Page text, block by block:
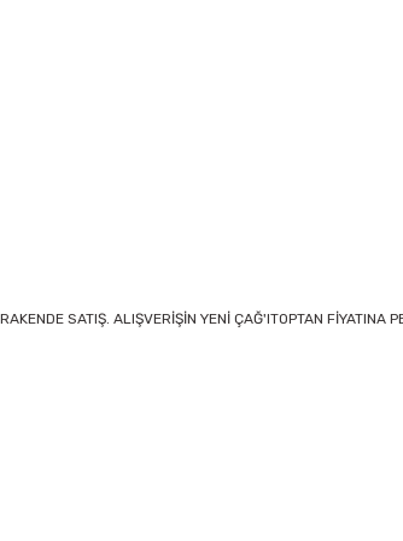
SATIŞ. ALIŞVERİŞİN YENİ ÇAĞ'ITOPTAN FİYATINA